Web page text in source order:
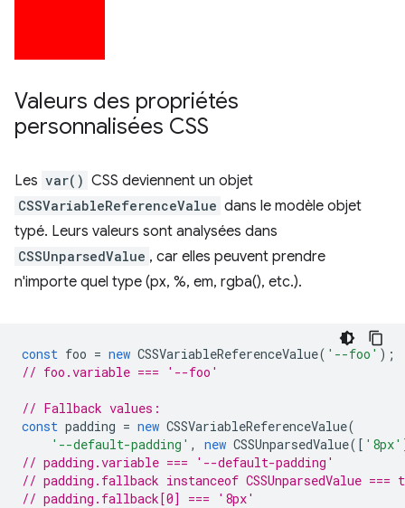
Valeurs des propriétés
personnalisées CSS
Les var() CSS deviennent un objet
CSSVariableReferenceValue dans le modèle objet
typé. Leurs valeurs sont analysées dans
CSSUnparsedValue , car elles peuvent prendre
n'importe quel type (px, %, em, rgba(), etc.).
const foo = new CSSVariableReferenceValue( '--foo' );
// foo.variable === '--foo'
// Fallback values:
const padding = new CSSVariableReferenceValue(
'--default-padding' , new CSSUnparsedValue([ '8px'
// padding.variable === '--default-padding'
// padding.fallback instanceof CSSUnparsedValue ===
// padding.fallback[0] === '8px'